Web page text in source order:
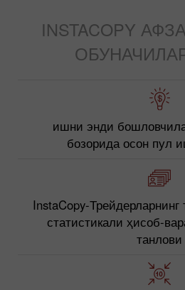
INSTACOPY
ишни энди
бозорида осон пул
InstaCopy-
статистикали ҳисоб-
танлови